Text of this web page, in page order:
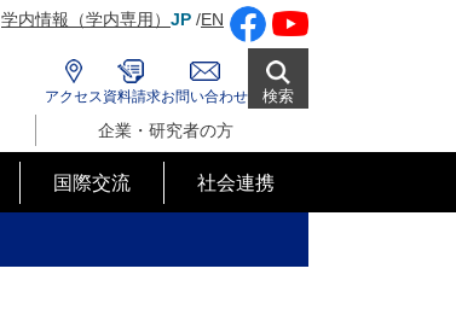
学内情報（学内専用） JP /EN
アクセス 資料請求お問い合わせ 検索
企業・研究者の方
国際交流 社会連携